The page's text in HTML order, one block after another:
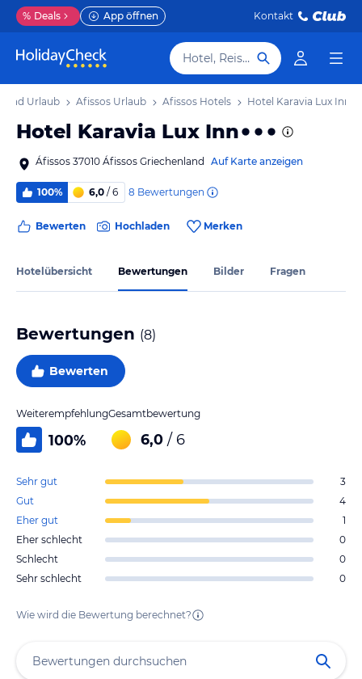
% Deals App öffnen Kontakt
Hotel, Reiseziel
Urlaub Afissos Urlaub Afissos Hotels Hotel Karavia Lux Inn
Hotel Karavia Lux Inn
Áfissos 37010 Áfissos Griechenland Auf Karte anzeigen
100% 6,0 / 6 8 Bewertungen
Bewerten Hochladen Merken
Hotelübersicht Bewertungen Bilder Fragen
Bewertungen (8)
Bewerten
Weiterempfehlung
100%
Gesamtbewertung
6,0 / 6
Sehr gut
3
Gut
4
Eher gut
1
Eher schlecht
0
Schlecht
0
Sehr schlecht
0
Wie wird die Bewertung berechnet?